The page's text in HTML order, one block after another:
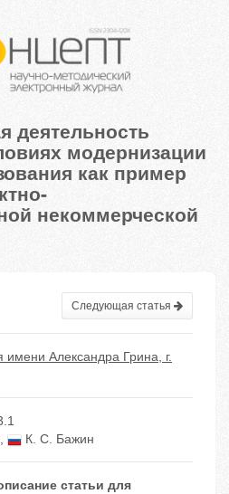
деятельность
модернизации
как пример
некоммерческой
Следующая статья
Александра Грина, г.
, К. С. Бажин
статьи для